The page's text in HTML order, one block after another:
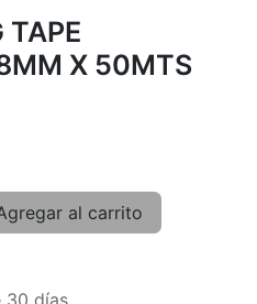
TAPE
X 50MTS
al carrito
30 días